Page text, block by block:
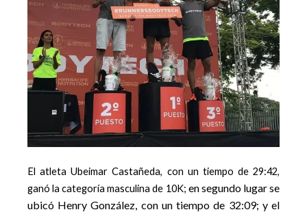
El atleta Ubeimar Castañeda, con un tiempo de 29:42,
ganó la categoría masculina de 10K; en segundo lugar se
ubicó Henry González, con un tiempo de 32:09; y el